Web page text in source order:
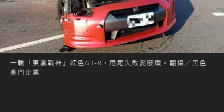
一輛「東瀛戰神」紅色GT-R，甩尾失敗變廢鐵。翻攝／黑色
豪門企業